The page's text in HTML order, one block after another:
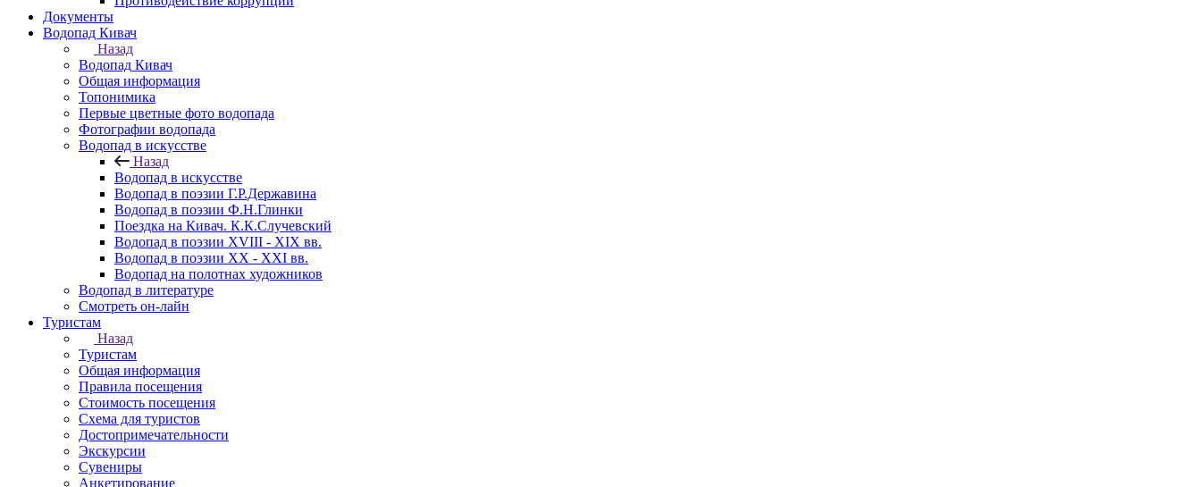
Документы
Водопад Кивач
Назад
Водопад Кивач
Общая информация
Топонимика
Первые цветные фото водопада
Фотографии водопада
Водопад в искусстве
Назад
Водопад в искусстве
Водопад в поэзии Г.Р.Державина
Водопад в поэзии Ф.Н.Глинки
Поездка на Кивач. К.К.Случевский
Водопад в поэзии XVIII - XIX вв.
Водопад в поэзии XX - XXI вв.
Водопад на полотнах художников
Водопад в литературе
Смотреть он-лайн
Туристам
Назад
Туристам
Общая информация
Правила посещения
Стоимость посещения
Схема для туристов
Достопримечательности
Экскурсии
Сувениры
Анкетирование